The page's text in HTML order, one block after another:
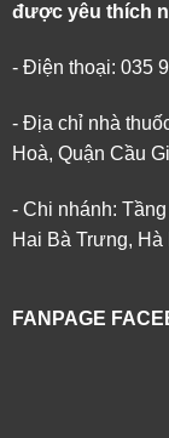
được yêu thích
- Điện thoại: 035
- Địa chỉ nhà
Hoà, Quận Cầu
- Chi nhánh:
Hai Bà Trưng, Hà
FANPAGE